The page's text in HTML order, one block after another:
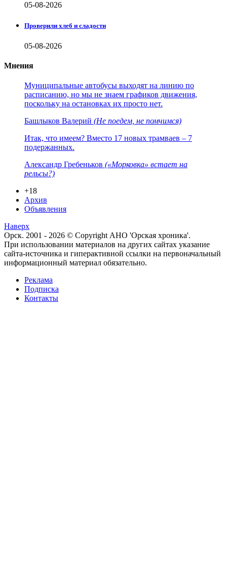
05-08-2026
Проверили хлеб и сладости
05-08-2026
Мнения
Муниципальные автобусы выходят на линию по
расписанию, но мы не знаем графиков движения,
поскольку на остановках их просто нет.
Башлыков Валерий (Не поедем, не помчимся)
Итак, что имеем? Вместо 17 новых трамваев – 7
подержанных.
Александр Гребеньков («Морковка» встает на
рельсы?)
+18
Архив
Объявления
Наверх
Орск. 2001 - 2026 © Copyright АНО 'Орская хроника'.
При использовании материалов на других сайтах указание
сайта-источника и гиперактивной ссылки на первоначальный
информационный материал обязательно.
Реклама
Подписка
Контакты